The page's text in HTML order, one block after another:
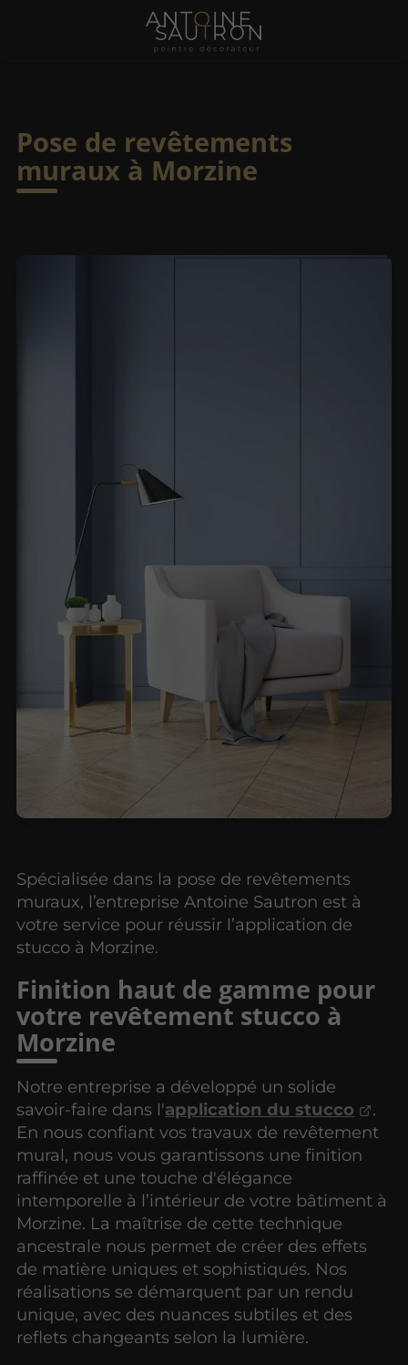
Pose de revêtements
muraux à Morzine
Spécialisée dans la pose de revêtements
muraux, l’entreprise Antoine Sautron est à
votre service pour réussir l’application de
stucco à Morzine.
Finition haut de gamme pour
votre revêtement stucco à
Morzine
Notre entreprise a développé un solide
savoir-faire dans l'application du stucco
.
En nous confiant vos travaux de revêtement
mural, nous vous garantissons une finition
raffinée et une touche d'élégance
intemporelle à l’intérieur de votre bâtiment à
Morzine. La maîtrise de cette technique
ancestrale nous permet de créer des effets
de matière uniques et sophistiqués. Nos
réalisations se démarquent par un rendu
unique, avec des nuances subtiles et des
reflets changeants selon la lumière.